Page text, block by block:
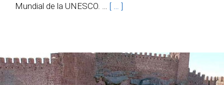
Mundial de la UNESCO. … [ … ]